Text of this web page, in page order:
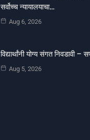
सर्वोच्च न्यायालयाचा…
Aug 6, 2026
विद्यार्थांनी योग्य संगत निवडावी
Aug 5, 2026